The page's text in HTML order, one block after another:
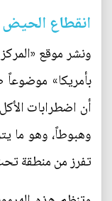
انقطاع الحيض
ونشر موقع
بأمريكا»
أن اضطرابات
وهبوطاً، وهو ما
تفرز من منطقة